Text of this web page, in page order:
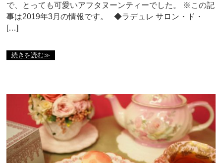
で、とっても可愛いアフタヌーンティーでした。 ※この記
事は2019年3月の情報です。 ◆ラデュレ サロン・ド・
[…]
続きを読む≫